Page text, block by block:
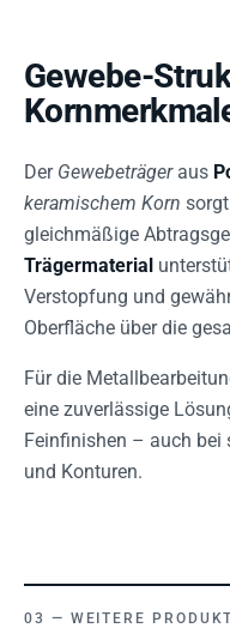
Gewebe-
Der Gewebeträgeraus
keramischem Korn
gleichmäßige
Trägermaterial
Verstopfung und
Oberfläche über die
Für die
eine zuverlässige
Feinfinishen – auch bei
und Konturen.
WEITERE